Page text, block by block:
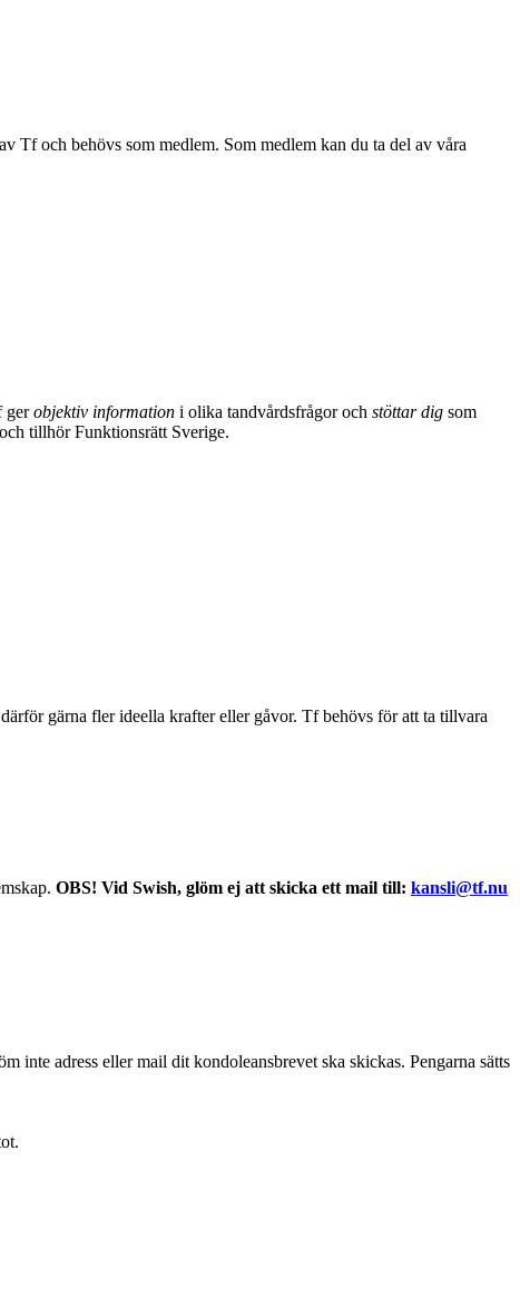
Tf och behövs som medlem. Som medlem kan du ta del av våra
gerobjektiv information i olika tandvårdsfrågor och stöttar dig som
tillhör Funktionsrätt Sverige.
gärna fler ideella krafter eller gåvor. Tf behövs för att ta tillvara
OBS! Vid Swish, glöm ej att skicka ett mail till: kansli@tf.nu
inte adress eller mail dit kondoleansbrevet ska skickas. Pengarna sätts